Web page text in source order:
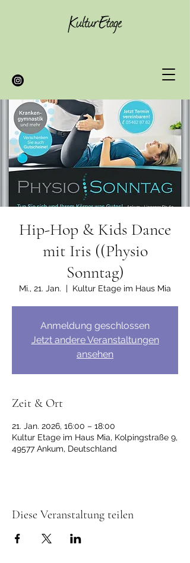
Hip-Hop & Kids Dance
mit Iris ((Physio
Sonntag)
Mi., 21. Jan.
  |
Kultur Etage im Haus Mia
Anmeldung geschlossen
Jetzt andere Veranstaltungen
ansehen
Zeit & Ort
21. Jan. 2026, 16:00 – 18:00
Kultur Etage im Haus Mia, Kolpingstraße 9,
49577 Ankum, Deutschland
Diese Veranstaltung teilen